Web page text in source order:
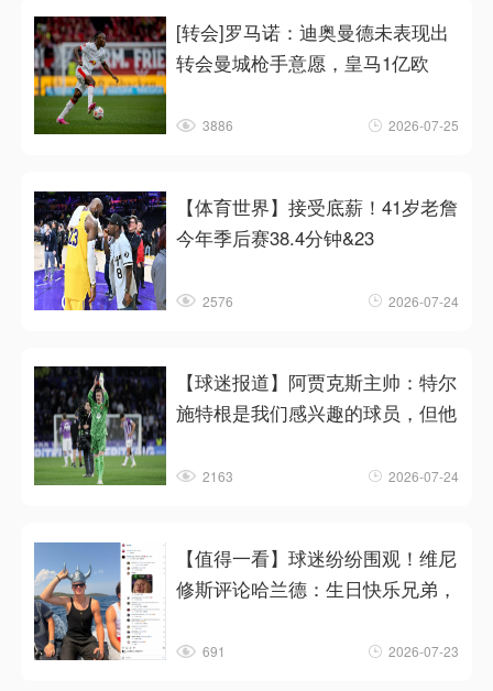
[转会]罗马诺：迪奥曼德未表现出
转会曼城枪手意愿，皇马1亿欧
3886 2026-07-25
【体育世界】接受底薪！41岁老詹
今年季后赛38.4分钟&23
2576 2026-07-24
【球迷报道】阿贾克斯主帅：特尔
施特根是我们感兴趣的球员，但他
2163 2026-07-24
【值得一看】球迷纷纷围观！维尼
修斯评论哈兰德：生日快乐兄弟，
691 2026-07-23